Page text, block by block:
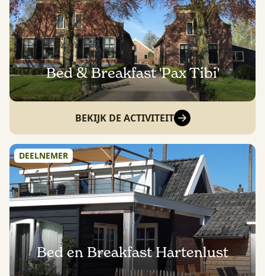
Bed & Breakfast 'Pax Tibi'
BEKIJK DE ACTIVITEIT
DEELNEMER
Bed en Breakfast Hartenlust